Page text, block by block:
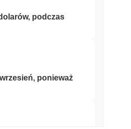
podczas
ponieważ